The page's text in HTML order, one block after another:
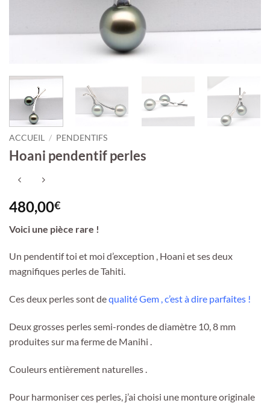
ACCUEIL / PENDENTIFS
Hoani pendentif perles
480,00€
Voici une pièce rare !
Un pendentif toi et moi d’exception , Hoani et ses deux
magnifiques perles de Tahiti.
Ces deux perles sont dequalité Gem , c’est à dire parfaites !
Deux grosses perles semi-rondes de diamètre 10, 8 mm
produites sur ma ferme de Manihi .
Couleurs entièrement naturelles .
Pour harmoniser ces perles, j’ai choisi une monture originale